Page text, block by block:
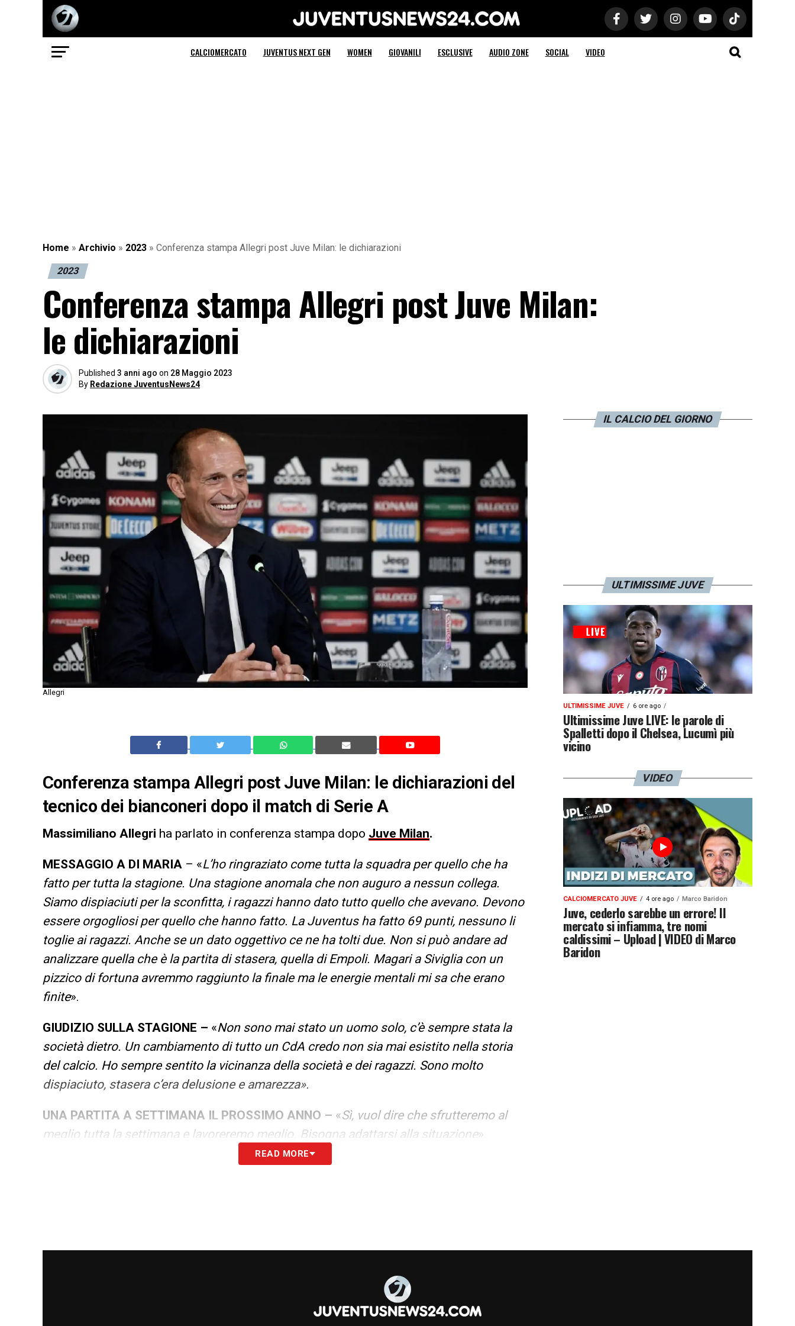
Juventus News 24
CALCIOMERCATO JUVENTUS NEXT GEN WOMEN GIOVANILI ESCLUSIVE AUDIO ZONE SOCIAL VIDEO
Home » Archivio » 2023 » Conferenza stampa Allegri post Juve Milan: le dichiarazioni
2023
Conferenza stampa Allegri post Juve Milan:
le dichiarazioni
Published 3 anni ago on 28 Maggio 2023
By Redazione JuventusNews24
Allegri
Conferenza stampa Allegri post Juve Milan: le dichiarazioni del
tecnico dei bianconeri dopo il match di Serie A
Massimiliano Allegri ha parlato in conferenza stampa dopo Juve Milan.
MESSAGGIO A DI MARIA – «L’ho ringraziato come tutta la squadra per quello che ha
fatto per tutta la stagione. Una stagione anomala che non auguro a nessun collega.
Siamo dispiaciuti per la sconfitta, i ragazzi hanno dato tutto quello che avevano. Devono
essere orgogliosi per quello che hanno fatto. La Juventus ha fatto 69 punti, nessuno li
toglie ai ragazzi. Anche se un dato oggettivo ce ne ha tolti due. Non si può andare ad
analizzare quella che è la partita di stasera, quella di Empoli. Magari a Siviglia con un
pizzico di fortuna avremmo raggiunto la finale ma le energie mentali mi sa che erano
finite».
GIUDIZIO SULLA STAGIONE – «Non sono mai stato un uomo solo, c’è sempre stata la
società dietro. Un cambiamento di tutto un CdA credo non sia mai esistito nella storia
del calcio. Ho sempre sentito la vicinanza della società e dei ragazzi. Sono molto
dispiaciuto, stasera c’era delusione e amarezza».
UNA PARTITA A SETTIMANA IL PROSSIMO ANNO – «Sì, vuol dire che sfrutteremo al
meglio tutta la settimana e lavoreremo meglio. Bisogna adattarsi alla situazione».
COMMENTO DELLE DICHIARAZIONI DI CALVO –«Noi dobbiamo finirla perché abbiamo
READ MORE
IL CALCIO DEL GIORNO
ULTIMISSIME JUVE
ULTIMISSIME JUVE 6 ore ago
Ultimissime Juve LIVE: le parole di
Spalletti dopo il Chelsea, Lucumì più
vicino
VIDEO
CALCIOMERCATO JUVE 4 ore ago Marco Baridon
Juve, cederlo sarebbe un errore! Il
mercato si infiamma, tre nomi
caldissimi – Upload | VIDEO di Marco
Baridon